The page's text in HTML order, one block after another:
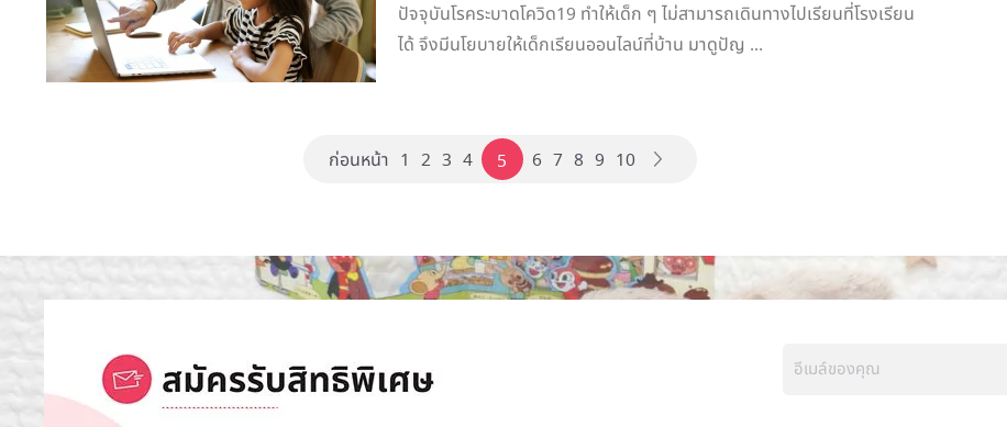
ปัจจุบันโรคระบาดโควิด19 ทำให้เด็ก ๆ ไม่สามารถเดินทางไปเรียนที่โรงเรียน
ได้ จึงมีนโยบายให้เด็กเรียนออนไลน์ที่บ้าน มาดูปัญ ...
ก่อนหน้า 1 2 3 4 5 6 7 8 9 10